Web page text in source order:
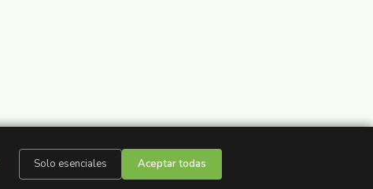
Solo esenciales Aceptar todas